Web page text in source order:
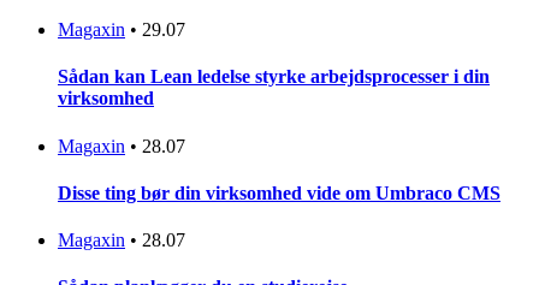
Magaxin • 29.07
Sådan kan Lean ledelse styrke arbejdsprocesser i din
virksomhed
Magaxin • 28.07
Disse ting bør din virksomhed vide om Umbraco CMS
Magaxin • 28.07